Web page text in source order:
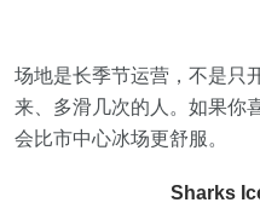
场地是长季节运营，不是只
来、多滑几次的人。如果你
会比市中心冰场更舒服。
Sharks